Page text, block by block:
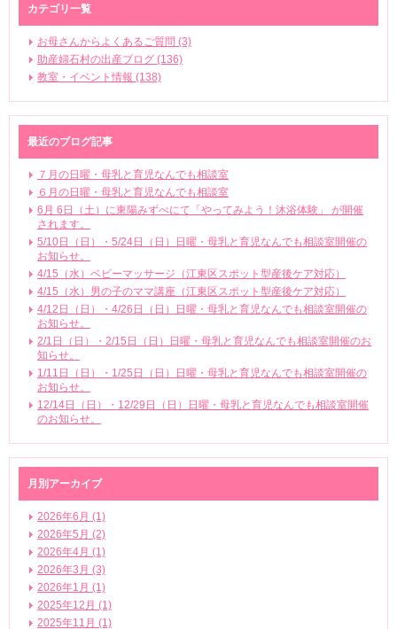
カテゴリ一覧
お母さんからよくあるご質問 (3)
助産婦石村の出産ブログ (136)
教室・イベント情報 (138)
最近のブログ記事
７月の日曜・母乳と育児なんでも相談室
６月の日曜・母乳と育児なんでも相談室
6月 6日（土）に東陽みずべにて「やってみよう！沐浴体験」 が開催
されます。
5/10日（日）・5/24日（日）日曜・母乳と育児なんでも相談室開催の
お知らせ。
4/15（水）ベビーマッサージ（江東区スポット型産後ケア対応）
4/15（水）男の子のママ講座（江東区スポット型産後ケア対応）
4/12日（日）・4/26日（日）日曜・母乳と育児なんでも相談室開催の
お知らせ。
2/1日（日）・2/15日（日）日曜・母乳と育児なんでも相談室開催のお
知らせ。
1/11日（日）・1/25日（日）日曜・母乳と育児なんでも相談室開催の
お知らせ。
12/14日（日）・12/29日（日）日曜・母乳と育児なんでも相談室開催
のお知らせ。
月別アーカイブ
2026年6月 (1)
2026年5月 (2)
2026年4月 (1)
2026年3月 (3)
2026年1月 (1)
2025年12月 (1)
2025年11月 (1)